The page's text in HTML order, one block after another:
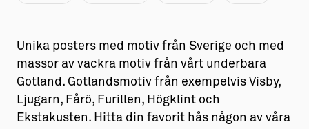
→ Idrottsliv
Barn & Familj
Unika posters med motiv från Sverige och med
massor av vackra motiv från vårt underbara
Gotland. Gotlandsmotiv från exempelvis Visby,
Ljugarn, Fårö, Furillen, Högklint och
Ekstakusten. Hitta din favorit hås någon av våra